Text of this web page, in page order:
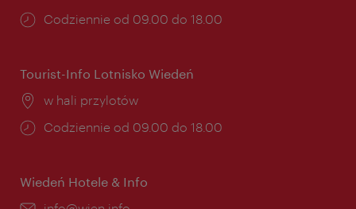
Godziny
Codziennie od 09.00 do 18.00
Tourist-Info Lotnisko Wiedeń
Miejsce:
w hali przylotów
Godziny
Codziennie od 09.00 do 18.00
Wiedeń Hotele & Info